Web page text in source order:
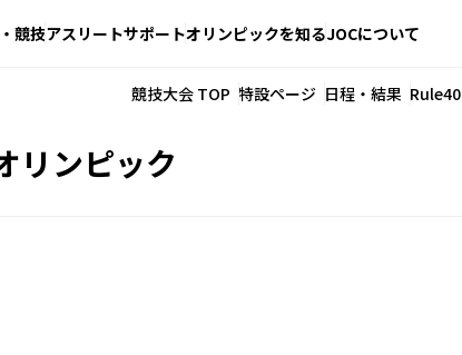
競技アスリートサポートオリンピックを知るJOCについて
競技大会 TOP 特設ページ 日程・結果 Rule40
リンピック